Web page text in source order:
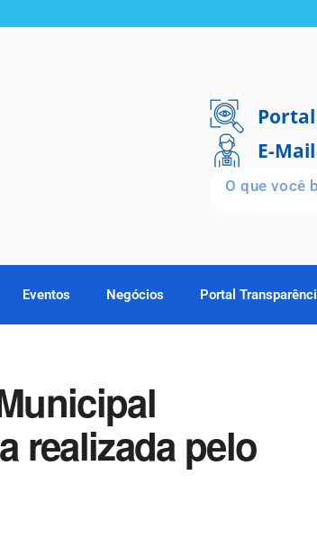
E-Mail
Eventos Negócios Portal
realizada pelo